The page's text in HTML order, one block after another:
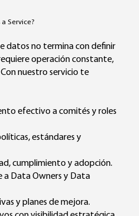
Service?
datos no termina con definir
operación constante,
nuestro servicio te
efectivo a comités y roles
estándares y
cumplimiento y adopción.
Data Owners y Data
y planes de mejora.